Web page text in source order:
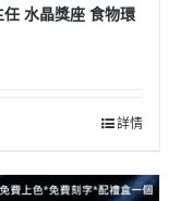
水晶獎座 食物環
詳情